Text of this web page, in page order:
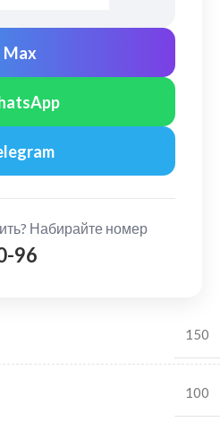
Max
Набирайте номер
96
Соединитель желоба
желоба
Ral 8017
150
100